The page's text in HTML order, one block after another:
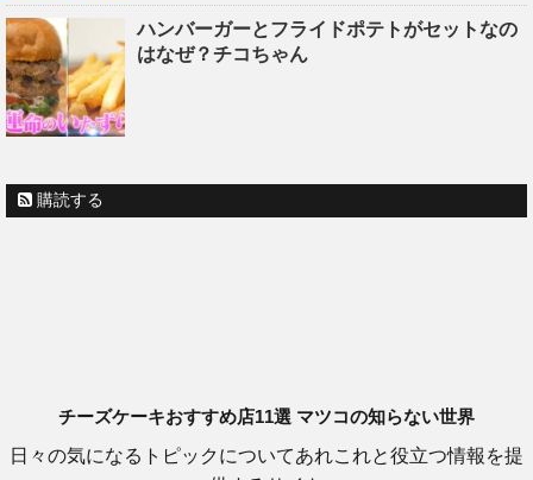
ハンバーガーとフライドポテトがセットなの
はなぜ？チコちゃん
購読する
チーズケーキおすすめ店11選 マツコの知らない世界
日々の気になるトピックについてあれこれと役立つ情報を提